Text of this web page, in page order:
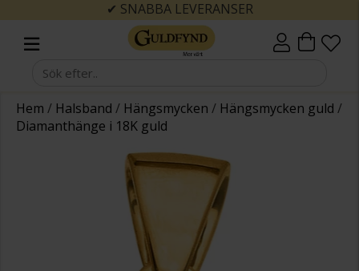
✔ SNABBA LEVERANSER
Hem / Halsband / Hängsmycken / Hängsmycken guld /
Diamanthänge i 18K guld